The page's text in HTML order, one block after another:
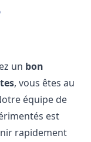
un bon
, vous êtes au
équipe de
est
rapidement